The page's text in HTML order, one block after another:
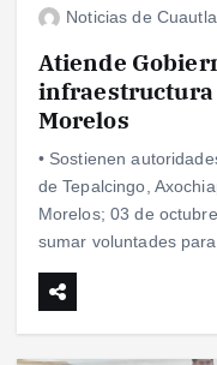
Noticias de Cuautla
Atiende
infraestructura
Morelos
• Sostienen
de Tepalcingo,
Morelos; 03 de
sumar voluntades